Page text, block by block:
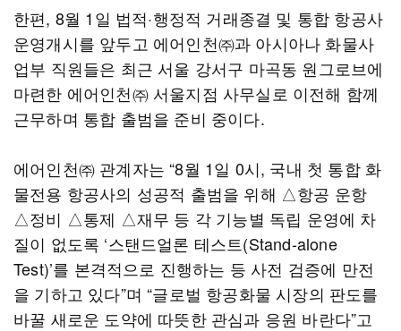
한편, 8월 1일 법적·행정적 거래종결 및 통합 항공사
운영개시를 앞두고 에어인천㈜과 아시아나 화물사
업부 직원들은 최근 서울 강서구 마곡동 원그로브에
마련한 에어인천㈜ 서울지점 사무실로 이전해 함께
근무하며 통합 출범을 준비 중이다.
에어인천㈜ 관계자는 “8월 1일 0시, 국내 첫 통합 화
물전용 항공사의 성공적 출범을 위해 △항공 운항
△정비 △통제 △재무 등 각 기능별 독립 운영에 차
질이 없도록 ‘스탠드얼론 테스트(Stand-alone
Test)’를 본격적으로 진행하는 등 사전 검증에 만전
을 기하고 있다”며 “글로벌 항공화물 시장의 판도를
바꿀 새로운 도약에 따뜻한 관심과 응원 바란다”고